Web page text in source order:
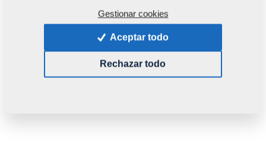
Esta pieza es utilizable también en las siguientes
DISKOMAT
Gestionar cookies
Aceptar todo
Rechazar todo